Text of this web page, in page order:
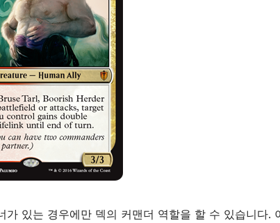
있는 경우에만 덱의 커맨더 역할을 할 수 있습니다.